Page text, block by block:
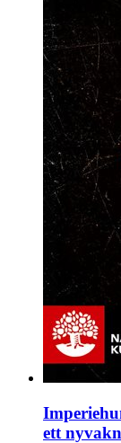
ett